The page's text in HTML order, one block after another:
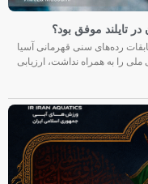
تایلند موفق بود؟
رده‌های سنی قهرمانی آسیا
ملی را به همراه نداشت، ارزیابی